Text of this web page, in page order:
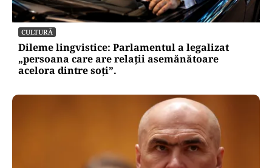
CULTURĂ
Dileme lingvistice: Parlamentul a legalizat
„persoana care are relații asemănătoare
acelora dintre soți”.